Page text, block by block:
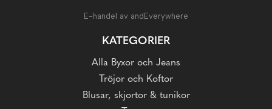
E-handel av andEverywhere
KATEGORIER
Alla Byxor och Jeans
Tröjor och Koftor
Blusar, skjortor & tunikor